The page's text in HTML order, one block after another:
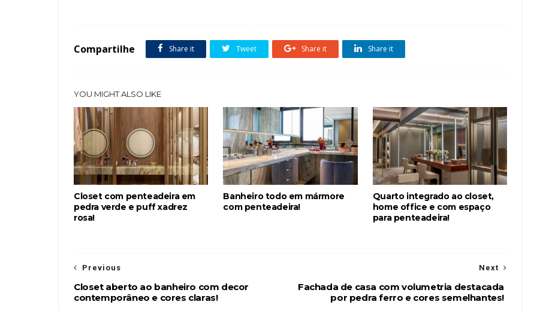
Compartilhe Share it Tweet Share it Share it
YOU MIGHT ALSO LIKE
Closet com penteadeira em
pedra verde e puff xadrez
rosa!
Banheiro todo em mármore
com penteadeira!
Quarto integrado ao closet,
home office e com espaço
para penteadeira!
Next
Fachada de casa com volumetria destacada
por pedra ferro e cores semelhantes!
Previous
Closet aberto ao banheiro com decor
contemporâneo e cores claras!